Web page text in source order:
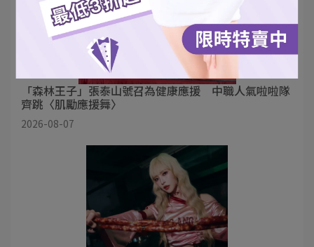
「森林王子」張泰山號召為健康應援 中職人氣啦啦隊
齊跳〈肌勵應援舞〉
2026-08-07